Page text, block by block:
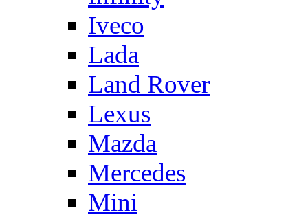
Iveco
Lada
Land Rover
Lexus
Mazda
Mercedes
Mini